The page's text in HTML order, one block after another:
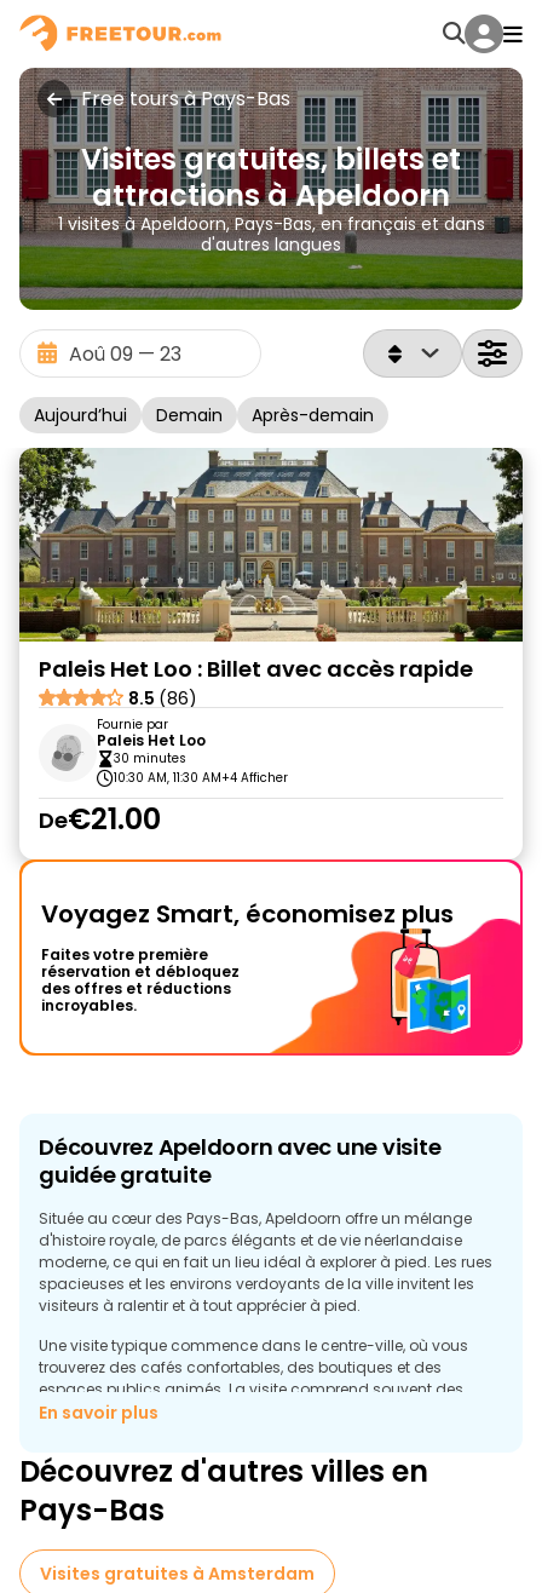
Free tours à Pays-Bas
Visites gratuites, billets et
attractions à Apeldoorn
1 visites à Apeldoorn, Pays-Bas, en français et dans
d'autres langues
Aujourd’hui Demain Après-demain
Paleis Het Loo : Billet avec accès rapide
8.5 (86)
Fournie par
Paleis Het Loo
30 minutes
10:30 AM, 11:30 AM+4 Afficher
De€21.00
Voyagez Smart, économisez plus
Faites votre première
réservation et débloquez
des offres et réductions
incroyables.
Découvrez Apeldoorn avec une visite
guidée gratuite
Située au cœur des Pays-Bas, Apeldoorn offre un mélange
d'histoire royale, de parcs élégants et de vie néerlandaise
moderne, ce qui en fait un lieu idéal à explorer à pied. Les rues
spacieuses et les environs verdoyants de la ville invitent les
visiteurs à ralentir et à tout apprécier à pied.
Une visite typique commence dans le centre-ville, où vous
trouverez des cafés confortables, des boutiques et des
espaces publics animés. La visite comprend souvent des
points forts comme la Grote Kerk (Grande Église) et la
passé d'un petit village à une ville dynamique.
l'ancien palais royal situé juste à l'extérieur du centre-ville. Bien
aborder l'importance historique du palais et la façon dont il a
influencé l'aménagement et la culture d'Apeldoorn.
En savoir plus
Découvrez d'autres villes en
Pays-Bas
Visites gratuites à Amsterdam